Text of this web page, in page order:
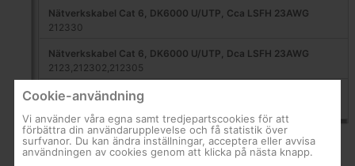
Nätverkskabel Cat 6, DK6000 U/UTP, Cca LSFH 23AWG
212330
Nätverkskabel Cat 6, DK6000 U/UTP, Dca LSFH 23AWG
2123,212302,212305
Nätverkskabel Cat 6, DK6000 U/UTP, Dca LSFH 24AWG
Cookie-användning
Vi använder våra egna samt tredjepartscookies för att
förbättra din användarupplevelse och få statistik över
surfvanor. Du kan ändra inställningar, acceptera eller avvisa
användningen av cookies genom att klicka på nästa knapp.